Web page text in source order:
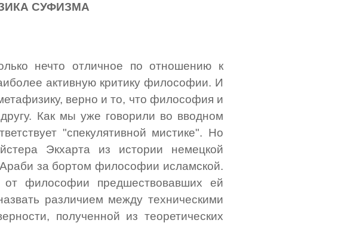
СУФИЗМА
нечто отличное по отношению к
активную критику философии. И
верно и то, что философия и
Как мы уже говорили во вводном
"спекулятивной мистике". Но
Экхарта из истории немецкой
за бортом философии исламской.
философии предшествовавших ей
различием между техническими
полученной из теоретических